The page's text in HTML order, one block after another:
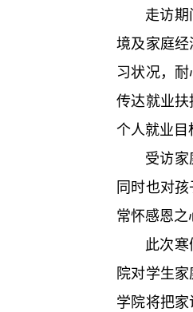
走访
境及家庭
习状况，
传达就业
个人就业目
受访家
同时也对
常怀感恩之
此次
院对学生
学院将把